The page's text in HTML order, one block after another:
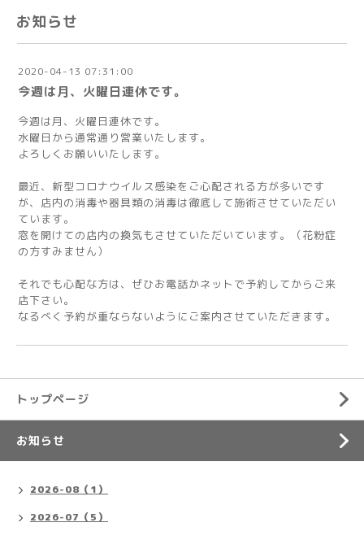
お知らせ
2020-04-13 07:31:00
今週は月、火曜日連休です。
今週は月、火曜日連休です。
水曜日から通常通り営業いたします。
よろしくお願いいたします。
最近、新型コロナウイルス感染をご心配される方が多いです
が、店内の消毒や器具類の消毒は徹底して施術させていただい
ています。
窓を開けての店内の換気もさせていただいています。（花粉症
の方すみません）
それでも心配な方は、ぜひお電話かネットで予約してからご来
店下さい。
なるべく予約が重ならないようにご案内させていただきます。
トップページ
お知らせ
2026-08（1）
2026-07（5）